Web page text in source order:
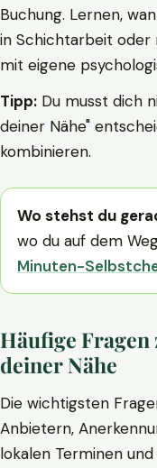
Buchung. Lernen,
in Schichtarbeit oder
mit eigene
Tipp: Du musst dich
deiner Nähe"
kombinieren.
Wo stehst du
wo du auf dem
Minuten-
Häufige
deiner Nähe
Die wichtigsten
Anbietern,
lokalen Terminen